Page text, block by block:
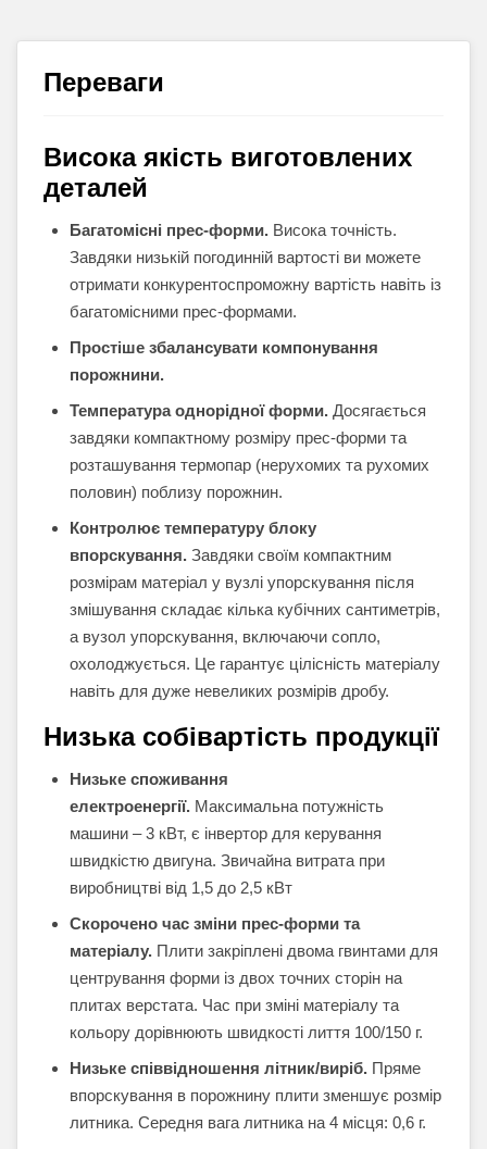
Переваги
Висока якість виготовлених
деталей
Багатомісні прес-форми. Висока точність.
Завдяки низькій погодинній вартості ви можете
отримати конкурентоспроможну вартість навіть із
багатомісними прес-формами.
Простіше збалансувати компонування
порожнини.
Температура однорідної форми. Досягається
завдяки компактному розміру прес-форми та
розташування термопар (нерухомих та рухомих
половин) поблизу порожнин.
Контролює температуру блоку
впорскування. Завдяки своїм компактним
розмірам матеріал у вузлі упорскування після
змішування складає кілька кубічних сантиметрів,
а вузол упорскування, включаючи сопло,
охолоджується. Це гарантує цілісність матеріалу
навіть для дуже невеликих розмірів дробу.
Низька собівартість продукції
Низьке споживання
електроенергії. Максимальна потужність
машини – 3 кВт, є інвертор для керування
швидкістю двигуна. Звичайна витрата при
виробництві від 1,5 до 2,5 кВт
Скорочено час зміни прес-форми та
матеріалу. Плити закріплені двома гвинтами для
центрування форми із двох точних сторін на
плитах верстата. Час при зміні матеріалу та
кольору дорівнюють швидкості лиття 100/150 г.
Низьке співвідношення літник/виріб. Пряме
впорскування в порожнину плити зменшує розмір
литника. Середня вага литника на 4 місця: 0,6 г.